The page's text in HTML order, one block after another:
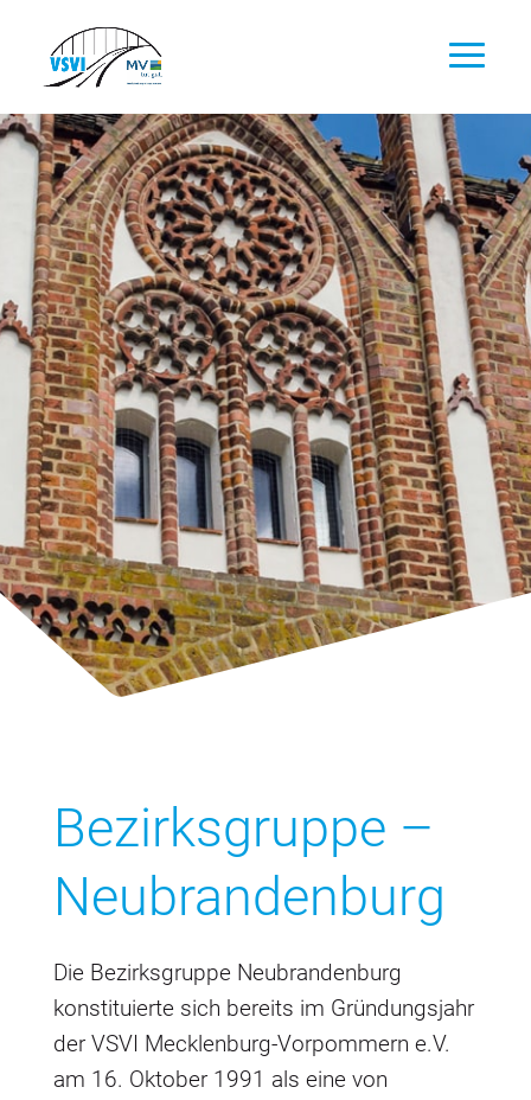
Bezirksgruppe –
Neubrandenburg
Die Bezirksgruppe Neubrandenburg
konstituierte sich bereits im Gründungsjahr
der VSVI Mecklenburg-Vorpommern e.V.
am 16. Oktober 1991 als eine von